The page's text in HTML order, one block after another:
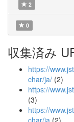
2
0
収集済み
https://
char/ja/ (2)
https://
(3)
https://
char/ja (2)